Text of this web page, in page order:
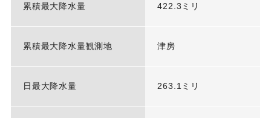
累積最大降水量 422.3ミリ
累積最大降水量観測地 津房
日最大降水量 263.1ミリ